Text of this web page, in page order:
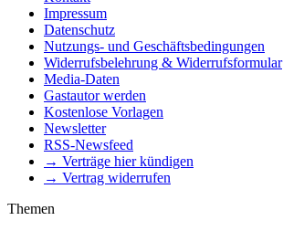
Impressum
Datenschutz
Nutzungs- und Geschäftsbedingungen
Widerrufsbelehrung & Widerrufsformular
Media-Daten
Gastautor werden
Kostenlose Vorlagen
Newsletter
RSS-Newsfeed
→ Verträge hier kündigen
→ Vertrag widerrufen
Themen